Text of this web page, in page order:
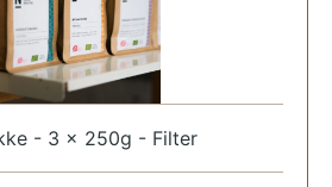
- 3 x 250g - Filter